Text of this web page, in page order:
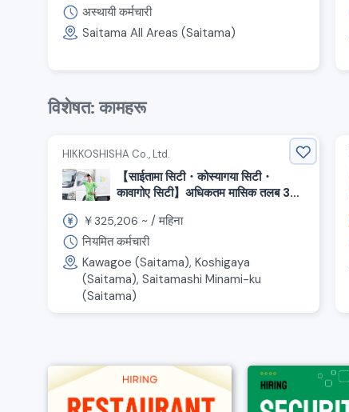
अस्थायी कर्मचारी
Saitama All Areas (Saitama)
विशेषत: कामहरू
HIKKOSHISHA Co., Ltd.
【साईतामा सिटी・कोस्यागया सिटी・
कावागोए सिटी】अधिकतम मासिक तलब 37
उपलब्ध! स्थानान्तरण समर्थन कर्मचारीको लागि
आवेदन खुल्ला
￥ 325,206 ~ /महिना
नियमित कर्मचारी
Kawagoe (Saitama), Koshigaya
(Saitama), Saitamashi Minami-ku
(Saitama)